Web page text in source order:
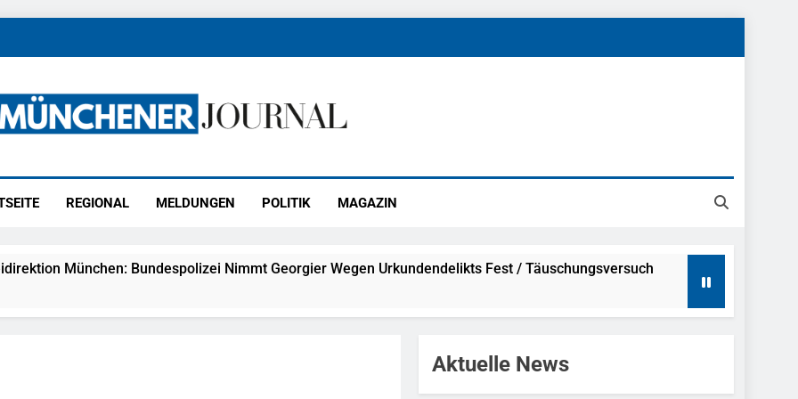
REGIONAL MELDUNGEN POLITIK MAGAZIN
München: Bundespolizei Nimmt Georgier Wegen Urkundendelikts Fest / Täuschungsversuch
München: Notruf Per Knopfdruck / Schnelle Festnahme Nach Sexueller Belästigung
Aktuelle News